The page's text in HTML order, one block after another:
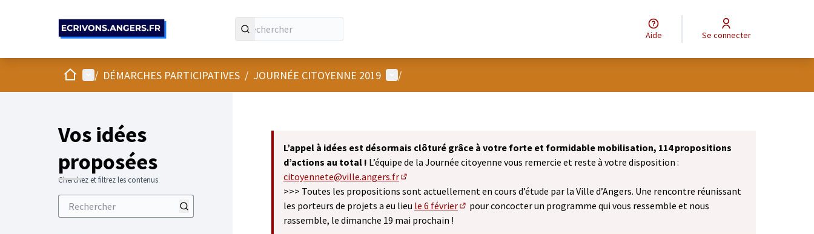
Aide Se connecter
AccueilMenu principal
/ DÉMARCHES PARTICIPATIVES / JOURNÉE CITOYENNE 2019 Menu utilisateur
/
Vos idées
proposées
Cherchez et filtrez les contenus
L’appel à idées est désormais clôturé grâce à votre forte et formidable mobilisation, 114 propositions
d’actions au total ! L’équipe de la Journée citoyenne vous remercie et reste à votre disposition :
citoyennete@ville.angers.fr
(S'ouvre dans un nouvel onglet)
>>> Toutes les propositions sont actuellement en cours d’étude par la Ville d’Angers. Une rencontre réunissant
les porteurs de projets a eu lieu le 6 février
pour concocter un programme qui vous ressemble et nous
rassemble, le dimanche 19 mai prochain !